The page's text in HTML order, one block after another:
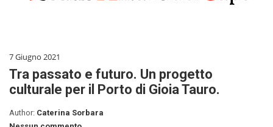
7 Giugno 2021
Tra passato e futuro. Un progetto
culturale per il Porto di Gioia Tauro.
Author: Caterina Sorbara